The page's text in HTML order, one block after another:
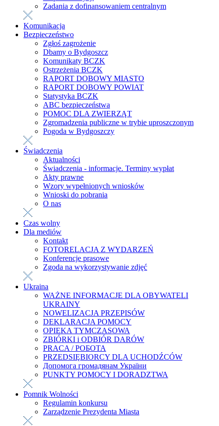
Zadania z dofinansowaniem centralnym
Komunikacja
Bezpieczeństwo
Zgłoś zagrożenie
Dbamy o Bydgoszcz
Komunikaty BCZK
Ostrzeżenia BCZK
RAPORT DOBOWY MIASTO
RAPORT DOBOWY POWIAT
Statystyka BCZK
ABC bezpieczeństwa
POMOC DLA ZWIERZĄT
Zgromadzenia publiczne w trybie uproszczonym
Pogoda w Bydgoszczy
Świadczenia
Aktualności
Świadczenia - informacje. Terminy wypłat
Akty prawne
Wzory wypełnionych wniosków
Wnioski do pobrania
O nas
Czas wolny
Dla mediów
Kontakt
FOTORELACJA Z WYDARZEŃ
Konferencje prasowe
Zgoda na wykorzystywanie zdjęć
Ukraina
WAŻNE INFORMACJE DLA OBYWATELI
UKRAINY
NOWELIZACJA PRZEPISÓW
DEKLARACJA POMOCY
OPIEKA TYMCZASOWA
ZBIÓRKI i ODBIÓR DARÓW
PRACA / РОБОТА
PRZEDSIĘBIORCY DLA UCHODŹCÓW
Допомога громадянам України
PUNKTY POMOCY I DORADZTWA
Pomnik Wolności
Regulamin konkursu
Zarządzenie Prezydenta Miasta